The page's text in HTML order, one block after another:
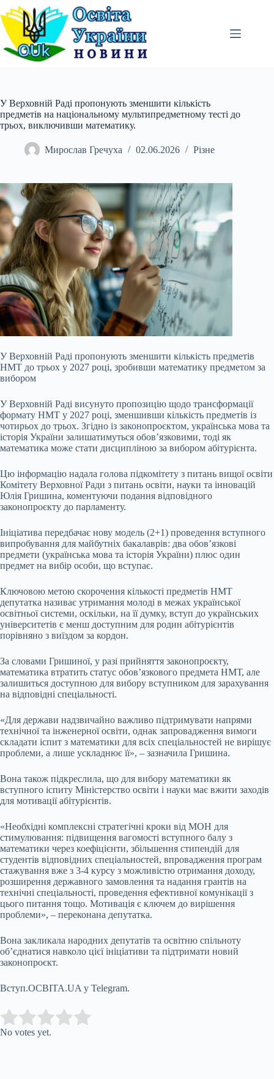
Перейти
до
вмісту
У Верховній Раді пропонують зменшити кількість
предметів на національному мультипредметному тесті до
трьох, виключивши математику.
Мирослав Гречуха 02.06.2026 Різне
У Верховній Раді пропонують зменшити кількість предметів
НМТ до трьох у 2027 році, зробивши математику предметом за
вибором
У Верховній Раді висунуто пропозицію щодо трансформації
формату НМТ у 2027 році, зменшивши кількість предметів із
чотирьох до трьох. Згідно із законопроєктом, українська мова та
історія України залишатимуться обов’язковими, тоді як
математика може стати дисципліною за вибором абітурієнта.
Цю інформацію надала голова підкомітету з питань вищої освіти
Комітету Верховної Ради з питань освіти, науки та інновацій
Юлія Гришина, коментуючи подання відповідного
законопроєкту до парламенту.
Ініціатива передбачає нову модель (2+1) проведення вступного
випробування для майбутніх бакалаврів: два обов’язкові
предмети (українська мова та історія України) плюс один
предмет на вибір особи, що вступає.
Ключовою метою скорочення кількості предметів НМТ
депутатка називає утримання молоді в межах української
освітньої системи, оскільки, на її думку, вступ до українських
університетів є менш доступним для родин абітурієнтів
порівняно з виїздом за кордон.
За словами Гришиної, у разі прийняття законопроєкту,
математика втратить статус обов’язкового предмета НМТ, але
залишиться доступною для вибору вступником для зарахування
на відповідні спеціальності.
«Для держави надзвичайно важливо підтримувати напрями
технічної та інженерної освіти, однак запровадження вимоги
складати іспит з математики для всіх спеціальностей не вирішує
проблеми, а лише ускладнює її», – зазначила Гришина.
Вона також підкреслила, що для вибору математики як
вступного іспиту Міністерство освіти і науки має вжити заходів
для мотивації абітурієнтів.
«Необхідні комплексні стратегічні кроки від МОН для
стимулювання: підвищення вагомості вступного балу з
математики через коефіцієнти, збільшення стипендій для
студентів відповідних спеціальностей, впровадження програм
стажування вже з 3-4 курсу з можливістю отримання доходу,
розширення державного замовлення та надання грантів на
технічні спеціальності, проведення ефективної комунікації з
цього питання тощо. Мотивація є ключем до вирішення
проблеми», – переконана депутатка.
Вона закликала народних депутатів та освітню спільноту
об’єднатися навколо цієї ініціативи та підтримати новий
законопроєкт.
Вступ.ОСВІТА.UA у Telegram.
Rate this item:
No votes yet.